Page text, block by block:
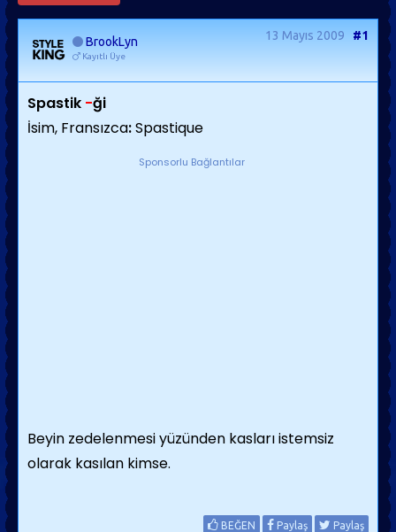
BrookLyn
Kayıtlı Üye
13 Mayıs 2009 #1
Spastik -ği
İsim, Fransızca:Spastique
Sponsorlu Bağlantılar
Beyin zedelenmesi yüzünden kasları istemsiz
olarak kasılan kimse.
BEĞEN Paylaş Paylaş